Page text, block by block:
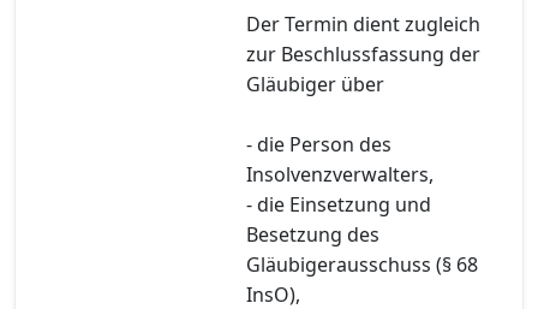
Der Termin dient zugleich
zur Beschlussfassung der
Gläubiger über
- die Person des
Insolvenzverwalters,
- die Einsetzung und
Besetzung des
Gläubigerausschuss (§ 68
InsO),